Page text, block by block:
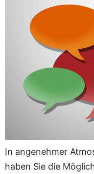
In angenehmer
haben Sie die